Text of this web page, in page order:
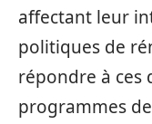
affectant leur
politiques de
répondre à ces
programmes